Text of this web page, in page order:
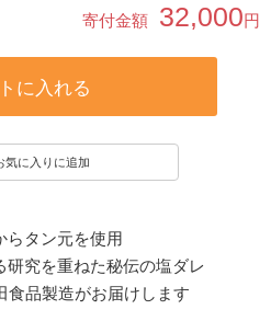
寄付金額 32,000円
に入れる
気に入りに追加
タン元を使用
究を重ねた秘伝の塩ダレ
品製造がお届けします